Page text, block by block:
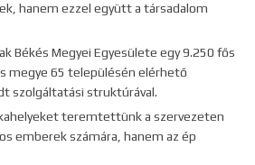
hanem ezzel együtt a társadalom
Békés Megyei Egyesülete egy 9.250 fős
megye 65 településén elérhető
szolgáltatási struktúrával.
teremtettünk a szervezeten
emberek számára, hanem az ép